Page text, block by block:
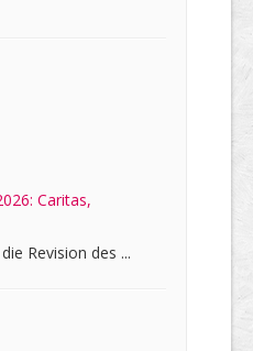
Caritas,
Revision des ...